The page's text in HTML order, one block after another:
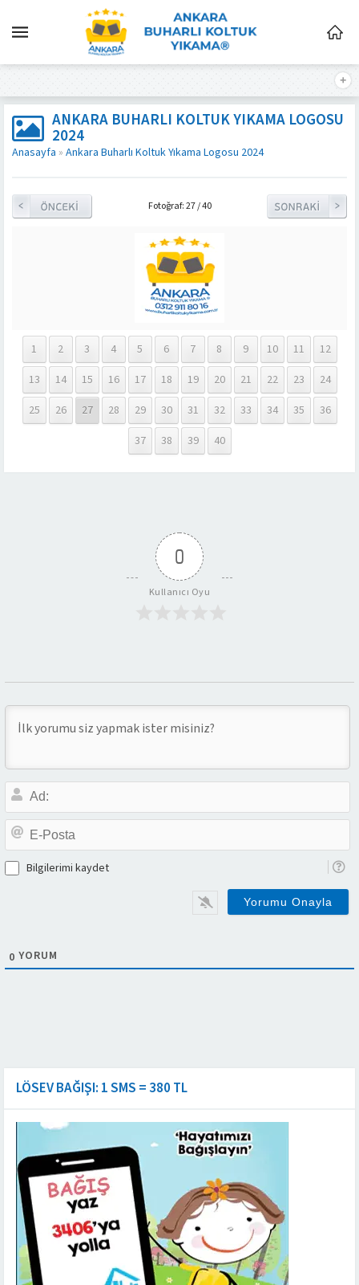
ANKARA BUHARLI KOLTUK YIKAMA LOGOSU
2024
Anasayfa » Ankara Buharlı Koltuk Yıkama Logosu 2024
Fotoğraf: 27 / 40
1 2 3 4 5 6 7 8 9 10 11
12
13
14 15 16 17 18 19 20 21 22 23
24
25
26 27 28 29 30 31 32 33 34 35
36
37
38 39 40
0
Kullanıcı Oyu
Bilgilerimi kaydet
0 YORUM
LÖSEV BAĞIŞI: 1 SMS = 380 TL